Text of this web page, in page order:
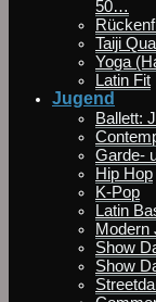
50…
Taiji
Yoga
Latin Fit
Jugend
Ballett:
Garde-
Hip Hop
K-Pop
Latin
Modern
Show
Show